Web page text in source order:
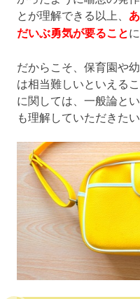
とが理解できる以上、
だいぶ勇気が要ること
だからこそ、保育園や
は相当難しいといえる
に関しては、一般論と
も理解していただきたい